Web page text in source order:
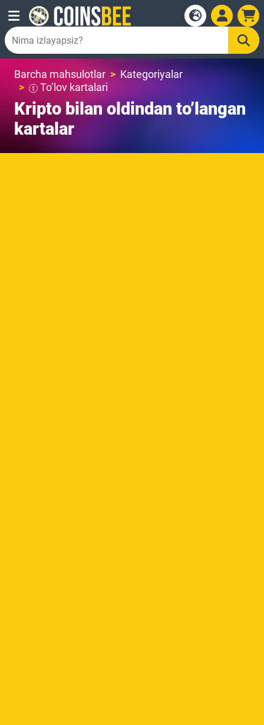
Barcha mahsulotlar
Kategoriyalar
To’lov kartalari
Kripto bilan oldindan to’langan
kartalar